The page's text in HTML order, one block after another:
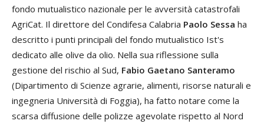
fondo mutualistico nazionale per le avversità catastrofali
AgriCat. Il direttore del Condifesa Calabria Paolo Sessa ha
descritto i punti principali del fondo mutualistico Ist's
dedicato alle olive da olio. Nella sua riflessione sulla
gestione del rischio al Sud, Fabio Gaetano Santeramo
(Dipartimento di Scienze agrarie, alimenti, risorse naturali e
ingegneria Università di Foggia), ha fatto notare come la
scarsa diffusione delle polizze agevolate rispetto al Nord